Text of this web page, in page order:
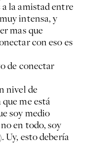
la amistad entre
intensa, y
mas que
con eso es
de conectar
nivel de
me está
soy medio
en todo, soy
Uy, esto debería